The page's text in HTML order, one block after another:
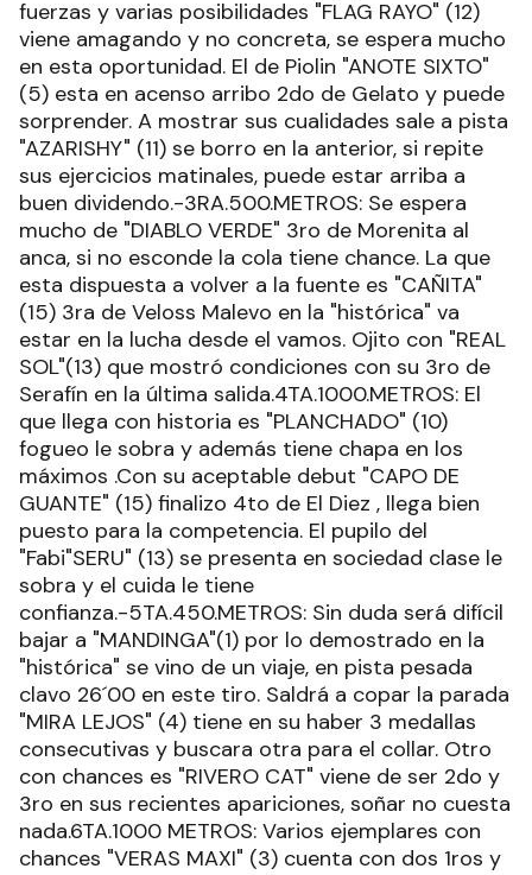
fuerzas y varias posibilidades "FLAG RAYO" (12)
viene amagando y no concreta, se espera mucho
en esta oportunidad. El de Piolin "ANOTE SIXTO"
(5) esta en acenso arribo 2do de Gelato y puede
sorprender. A mostrar sus cualidades sale a pista
"AZARISHY" (11) se borro en la anterior, si repite
sus ejercicios matinales, puede estar arriba a
buen dividendo.-3RA.500.METROS: Se espera
mucho de "DIABLO VERDE" 3ro de Morenita al
anca, si no esconde la cola tiene chance. La que
esta dispuesta a volver a la fuente es "CAÑITA"
(15) 3ra de Veloss Malevo en la "histórica" va
estar en la lucha desde el vamos. Ojito con "REAL
SOL"(13) que mostró condiciones con su 3ro de
Serafín en la última salida.4TA.1000.METROS: El
que llega con historia es "PLANCHADO" (10)
fogueo le sobra y además tiene chapa en los
máximos .Con su aceptable debut "CAPO DE
GUANTE" (15) finalizo 4to de El Diez , llega bien
puesto para la competencia. El pupilo del
"Fabi"SERU" (13) se presenta en sociedad clase le
sobra y el cuida le tiene
confianza.-5TA.450.METROS: Sin duda será difícil
bajar a "MANDINGA"(1) por lo demostrado en la
"histórica" se vino de un viaje, en pista pesada
clavo 26´00 en este tiro. Saldrá a copar la parada
"MIRA LEJOS" (4) tiene en su haber 3 medallas
consecutivas y buscara otra para el collar. Otro
con chances es "RIVERO CAT" viene de ser 2do y
3ro en sus recientes apariciones, soñar no cuesta
nada.6TA.1000 METROS: Varios ejemplares con
chances "VERAS MAXI" (3) cuenta con dos 1ros y